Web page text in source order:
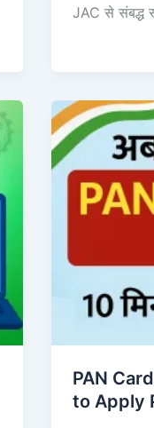
JAC से संबद्ध
PAN
to Apply